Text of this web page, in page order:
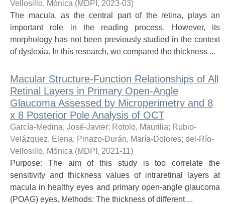
Vellosillo, Mónica (MDPI , 2023-03)
The macula, as the central part of the retina, plays an
important role in the reading process. However, its
morphology has not been previously studied in the context
of dyslexia. In this research, we compared the thickness ...
Macular Structure-Function Relationships of All
Retinal Layers in Primary Open-Angle
Glaucoma Assessed by Microperimetry and 8
x 8 Posterior Pole Analysis of OCT
García-Medina, José-Javier; Rotolo, Maurilia; Rubio-
Velázquez, Elena; Pinazo-Durán, María-Dolores; del-Río-
Vellosillo, Mónica (MDPI , 2021-11)
Purpose: The aim of this study is too correlate the
sensitivity and thickness values of intraretinal layers at
macula in healthy eyes and primary open-angle glaucoma
(POAG) eyes. Methods: The thickness of different ...